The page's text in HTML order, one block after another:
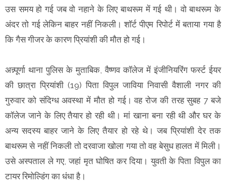
उस समय हो गई जब वो नहाने के लिए बाथरूम में गई थी। वो बाथरूम के
अंदर तो गई लेकिन बाहर नहीं निकली। शॉर्ट पीएम रिपोर्ट में बताया गया है
कि गैस गीजर के कारण प्रियांशी की मौत हो गई।
अन्न्पूर्णा थाना पुलिस के मुताबिक, वैष्णव कॉलेज में इंजीनियरिंग फर्स्ट ईयर
की छात्रा प्रियांशी (19) पिता विपुल जाविया निवासी वैशाली नगर की
गुरुवार को संदिग्ध अवस्था में मौत हो गई। वह रोज की तरह सुबह 7 बजे
कॉलेज जाने के लिए तैयार हो रही थी। मां खाना बना रही थी और घर के
अन्य सदस्य बाहर जाने के लिए तैयार हो रहे थे। जब प्रियांशी देर तक
बाथरूम से नहीं निकली तो दरवाजा खोला गया तो वह बेसुध हालत में मिली।
उसे अस्पताल ले गए, जहां मृत घोषित कर दिया। युवती के पिता विपुल का
टायर रिमोल्डिंग का धंधा है।